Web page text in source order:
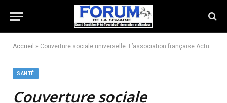
Accueil » Couverture sociale universelle: L’association française Actuaires du monde, va accompagner le gouvernement
SANTÉ
Couverture sociale